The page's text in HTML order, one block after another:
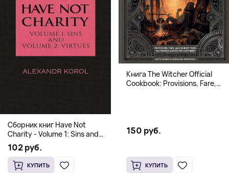
Сборник книг Have Not
Charity - Volume 1: Sins and
Volume 2: Virtues
102 руб.
КУПИТЬ
Книга The Witcher Official
Cookbook: Provisions, Fare,
150 руб.
КУПИТЬ